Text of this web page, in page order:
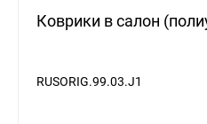
Коврики в салон
RUSORIG.99.03.J1